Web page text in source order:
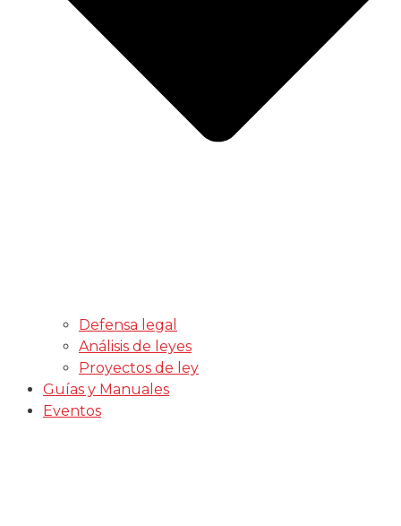
Defensa legal
Análisis de leyes
Proyectos de ley
Guías y Manuales
Eventos